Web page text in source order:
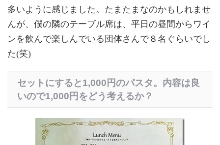
多いように感じました。たまたまなのかもしれませ
んが、僕の隣のテーブル席は、平日の昼間からワイ
ンを飲んで楽しんでいる団体さんで８名ぐらいでし
た(笑)
セットにすると1,000円のパスタ。内容は良
いので1,000円をどう考えるか？